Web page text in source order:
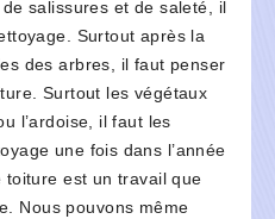
salissures et de saleté, il
Surtout après la
des arbres, il faut penser
Surtout les végétaux
l’ardoise, il faut les
une fois dans l’année
est un travail que
Nous pouvons même